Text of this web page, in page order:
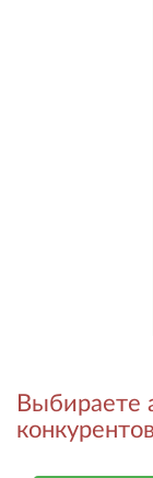
Выбираете
конкурентов